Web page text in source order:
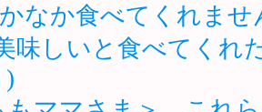
なか食べてくれま
味しいと食べてくれ
)